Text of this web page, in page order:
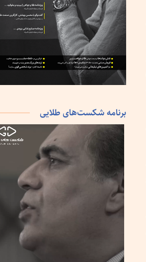
برنامه شکست‌های طلایی